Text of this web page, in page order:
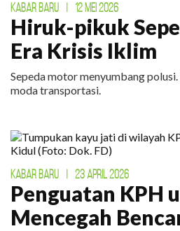
KABAR BARU 12 MEI 2026
Hiruk-pikuk
Era Krisis Iklim
Sepeda motor menyumbang
moda transportasi.
KABAR BARU 23 APRIL 2026
Penguatan KPH
Mencegah